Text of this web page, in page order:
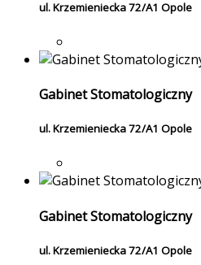
ul. Krzemieniecka 72/A1 Opole
Gabinet Stomatologiczny
ul. Krzemieniecka 72/A1 Opole
Gabinet Stomatologiczny
ul. Krzemieniecka 72/A1 Opole